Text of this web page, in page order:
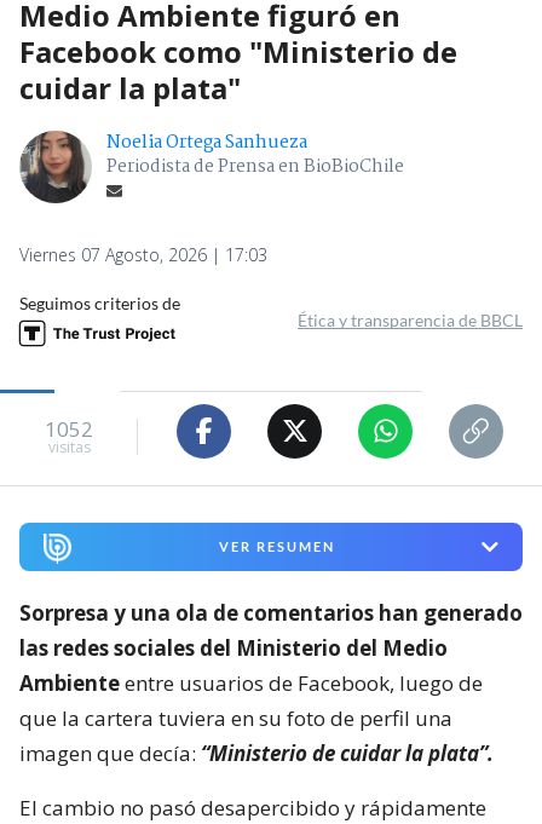
Medio Ambiente figuró en
Facebook como "Ministerio de
cuidar la plata"
Noelia Ortega Sanhueza
Periodista de Prensa en BioBioChile
Viernes 07 Agosto, 2026 | 17:03
Seguimos criterios de
Ética y transparencia de BBCL
1052
visitas
VER RESUMEN
Sorpresa y una ola de comentarios han generado
las redes sociales del Ministerio del Medio
Ambienteentre usuarios de Facebook, luego de
que la cartera tuviera en su foto de perfil una
imagen que decía: “Ministerio de cuidar la plata”.
El cambio no pasó desapercibido y rápidamente